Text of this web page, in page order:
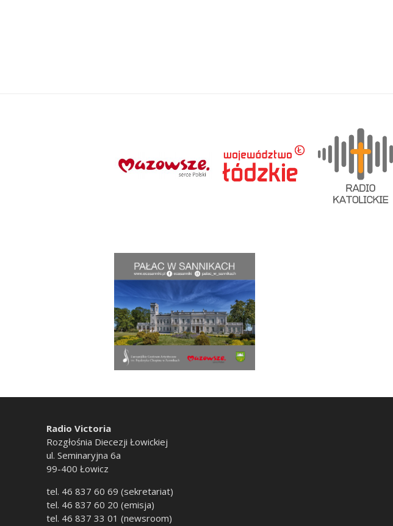
Radio Victoria
Rozgłośnia Diecezji Łowickiej
ul. Seminaryjna 6a
99-400 Łowicz
tel. 46 837 60 69 (sekretariat)
tel. 46 837 60 20 (emisja)
tel. 46 837 33 01 (newsroom)